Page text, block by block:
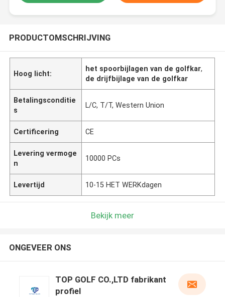
PRODUCTOMSCHRIJVING
Hoog licht:
het spoorbijlagen van de golfkar,
de drijfbijlage van de golfkar
Betalingsconditie
s
L/C, T/T, Western Union
Certificering CE
Levering vermoge
n
10000 PCs
Levertijd 10-15 HET WERKdagen
Bekijk meer
ONGEVEER ONS
TOP GOLF CO.,LTD fabrikant
profiel